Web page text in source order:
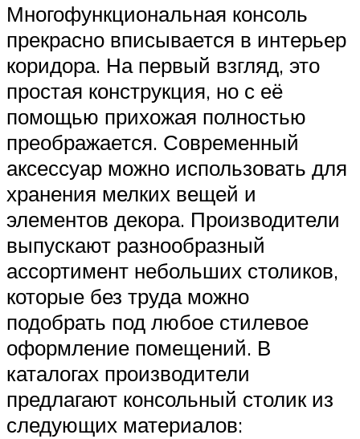
Многофункциональная консоль
прекрасно вписывается в интерьер
коридора. На первый взгляд, это
простая конструкция, но с её
помощью прихожая полностью
преображается. Современный
аксессуар можно использовать для
хранения мелких вещей и
элементов декора. Производители
выпускают разнообразный
ассортимент небольших столиков,
которые без труда можно
подобрать под любое стилевое
оформление помещений. В
каталогах производители
предлагают консольный столик из
следующих материалов: